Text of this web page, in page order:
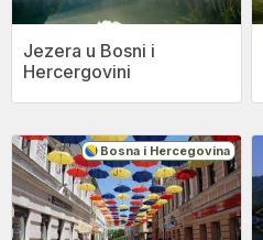
Jezera u Bosni i
Hercergovini
Bosna i Hercegovina